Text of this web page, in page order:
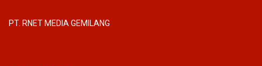
PT. RNET MEDIA GEMILANG